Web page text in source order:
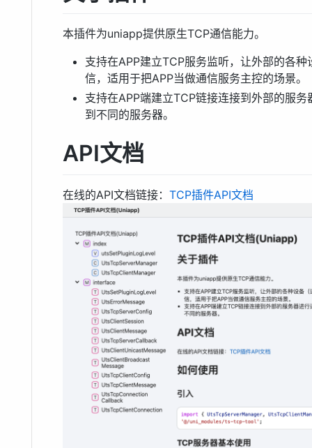
本插件为uniapp提供原生TCP通信能力。
支持在APP建立TCP服务监听，让外部的各
信，适用于把APP当做通信服务主控的场景。
支持在APP端建立TCP链接连接到外部的服
到不同的服务器。
API文档
在线的API文档链接： TCP插件API文档